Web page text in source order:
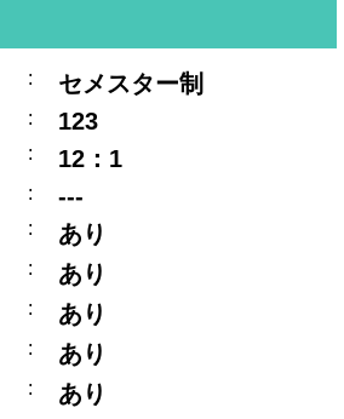
: セメスター制
: 123
: 12：1
: ---
: あり
: あり
: あり
: あり
: あり